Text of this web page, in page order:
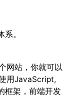
。
网站，你就可以
用JavaScript,
框架，前端开发